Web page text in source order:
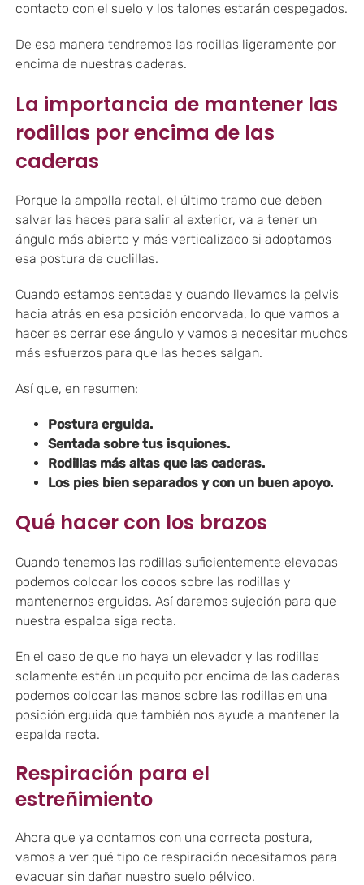
contacto con el suelo y los talones estarán despegados.
De esa manera tendremos las rodillas ligeramente por
encima de nuestras caderas.
La importancia de mantener las
rodillas por encima de las
caderas
Porque la ampolla rectal, el último tramo que deben
salvar las heces para salir al exterior, va a tener un
ángulo más abierto y más verticalizado si adoptamos
esa postura de cuclillas.
Cuando estamos sentadas y cuando llevamos la pelvis
hacia atrás en esa posición encorvada, lo que vamos a
hacer es cerrar ese ángulo y vamos a necesitar muchos
más esfuerzos para que las heces salgan.
Así que, en resumen:
Postura erguida.
Sentada sobre tus isquiones.
Rodillas más altas que las caderas.
Los pies bien separados y con un buen apoyo.
Qué hacer con los brazos
Cuando tenemos las rodillas suficientemente elevadas
podemos colocar los codos sobre las rodillas y
mantenernos erguidas. Así daremos sujeción para que
nuestra espalda siga recta.
En el caso de que no haya un elevador y las rodillas
solamente estén un poquito por encima de las caderas
podemos colocar las manos sobre las rodillas en una
posición erguida que también nos ayude a mantener la
espalda recta.
Respiración para el
estreñimiento
Ahora que ya contamos con una correcta postura,
vamos a ver qué tipo de respiración necesitamos para
evacuar sin dañar nuestro suelo pélvico.